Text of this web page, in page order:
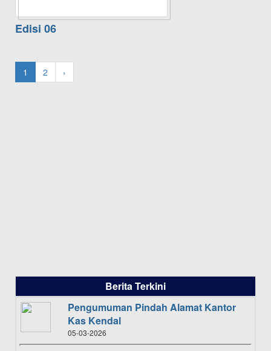
Edisi 06
1 2 ›
Berita Terkini
Pengumuman Pindah Alamat Kantor
Kas Kendal
05-03-2026